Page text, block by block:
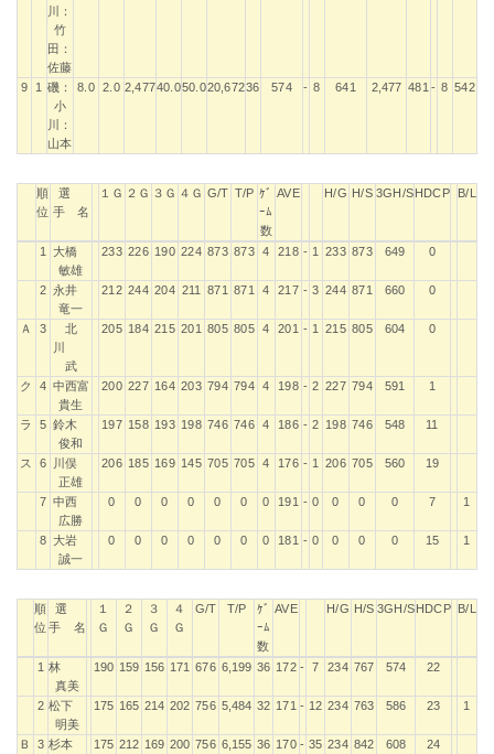
川：
竹
田：
佐藤
9 1
磯：
小
川：
山本
8.0 2.0 2,47740.050.020,67236 574 - 8 641 2,477 481 - 8 542
順
位
選
手 名
１Ｇ ２Ｇ ３Ｇ ４Ｇ G/T T/P ｹﾞ
ｰﾑ
数
AVE H/G H/S 3GH/SHDCP B/L
順
選
手 名
１Ｇ ２Ｇ ３Ｇ ４Ｇ G/T T/P
ｹﾞ
数
AVE H/G H/S 3GH/S HDCP
1
大橋
敏雄
233 226 190 224 873 873 4 218 - 1 233 873 649 0
2 永井
竜一
212 244 204 211 871 871 4 217 - 3 244 871 660 0
Ａ 3
北
川
武
205 184 215 201 805 805 4 201 - 1 215 805 604 0
ク 4 中西富
貴生
200 227 164 203 794 794 4 198 - 2 227 794 591 1
ラ 5 鈴木
俊和
197 158 193 198 746 746 4 186 - 2 198 746 548 11
ス 6
川俣
正雄
206 185 169 145 705 705 4 176 - 1 206 705 560 19
7 中西
広勝
0 0 0 0 0 0 0 191 - 0 0 0 0 7 1
8 大岩
誠一
0 0 0 0 0 0 0 181 - 0 0 0 0 15 1
順
位
選
手 名
１
Ｇ
２
Ｇ
３
Ｇ
４
Ｇ
G/T T/P
ｹﾞ
ｰﾑ
数
AVE H/G H/S 3GH/SHDCP B/L
順
選
手 名
１
２
３
４
G/T T/P
ｹﾞ
数
AVE H/G H/S 3GH/S HDCP
1 林
真美
190 159 156 171 676 6,199 36 172 - 7 234 767 574 22
2 松下
明美
175 165 214 202 756 5,484 32 171 - 12 234 763 586 23 1
Ｂ 3 杉本
175 212 169 200 756 6,155 36 170 - 35 234 842 608 24